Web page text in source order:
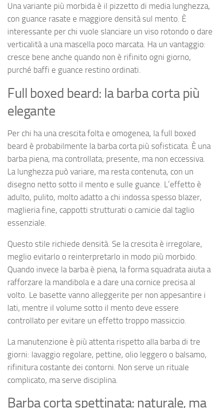
Una variante più morbida è il pizzetto di media lunghezza,
con guance rasate e maggiore densità sul mento. È
interessante per chi vuole slanciare un viso rotondo o dare
verticalità a una mascella poco marcata. Ha un vantaggio:
cresce bene anche quando non è rifinito ogni giorno,
purché baffi e guance restino ordinati.
Full boxed beard: la barba corta più
elegante
Per chi ha una crescita folta e omogenea, la full boxed
beard è probabilmente la barba corta più sofisticata. È una
barba piena, ma controllata; presente, ma non eccessiva.
La lunghezza può variare, ma resta contenuta, con un
disegno netto sotto il mento e sulle guance. L’effetto è
adulto, pulito, molto adatto a chi indossa spesso blazer,
maglieria fine, cappotti strutturati o camicie dal taglio
essenziale.
Questo stile richiede densità. Se la crescita è irregolare,
meglio evitarlo o reinterpretarlo in modo più morbido.
Quando invece la barba è piena, la forma squadrata aiuta a
rafforzare la mandibola e a dare una cornice precisa al
volto. Le basette vanno alleggerite per non appesantire i
lati, mentre il volume sotto il mento deve essere
controllato per evitare un effetto troppo massiccio.
La manutenzione è più attenta rispetto alla barba di tre
giorni: lavaggio regolare, pettine, olio leggero o balsamo,
rifinitura costante dei contorni. Non serve un rituale
complicato, ma serve disciplina.
Barba corta spettinata: naturale, ma